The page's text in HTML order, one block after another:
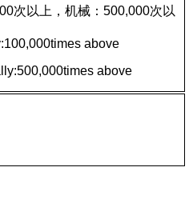
次以上，机械：500,000次以
above
00,000times above